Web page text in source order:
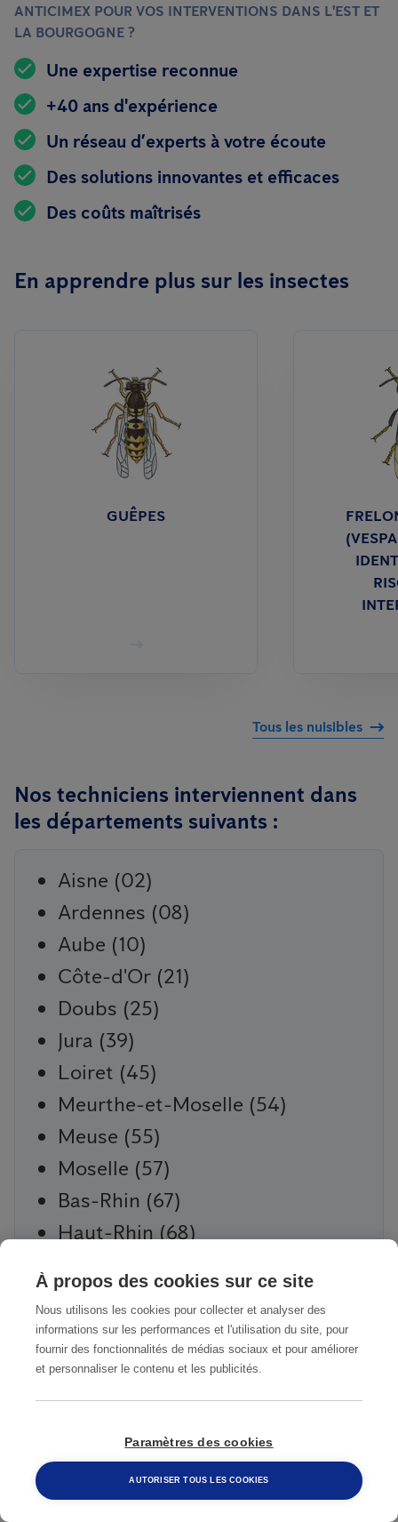
ANTICIMEX POUR VOS INTERVENTIONS DANS L'EST ET
LA BOURGOGNE ?
Une expertise reconnue
+40 ans d'expérience
Un réseau d’experts à votre écoute
Des solutions innovantes et efficaces
Des coûts maîtrisés
En apprendre plus sur les insectes
GUÊPES
Tous les nuisibles
Nos techniciens interviennent dans
les départements suivants :
Aisne (02)
Ardennes (08)
Aube (10)
Côte-d'Or (21)
Doubs (25)
Jura (39)
Loiret (45)
Meurthe-et-Moselle (54)
Meuse (55)
Moselle (57)
Bas-Rhin (67)
Haut-Rhin (68)
Saône-et-Loire (71)
Seine-et-Marne (77)
Vosges (88)
À propos des cookies sur ce site
Nous utilisons les cookies pour collecter et analyser des
informations sur les performances et l'utilisation du site, pour
fournir des fonctionnalités de médias sociaux et pour améliorer
et personnaliser le contenu et les publicités.
Paramètres des cookies
AUTORISER TOUS LES COOKIES